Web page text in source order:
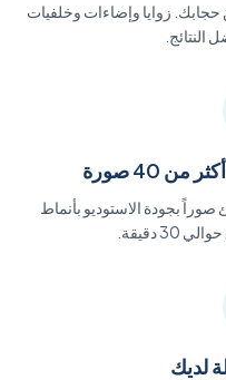
حجابك. زوايا وإضاءات وخلفيات
40 صورة
بجودة الاستوديو بأنماط
دقيقة.
لديك